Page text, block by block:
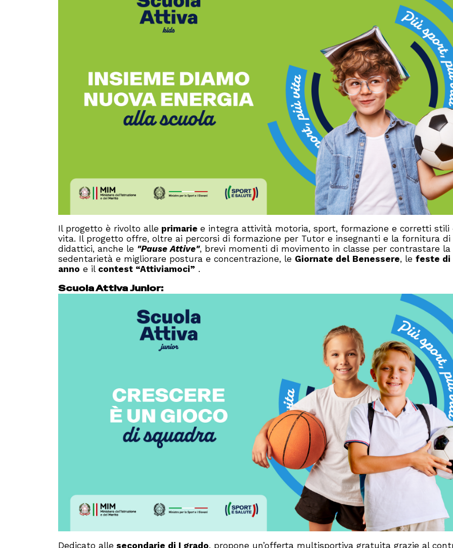
Il progetto è rivolto alle primariee integra attività motoria, sport, formazione e corretti stili
vita. Il progetto offre, oltre ai percorsi di formazione per Tutor e insegnanti e la fornitura
didattici, anche le "Pause Attive", brevi momenti di movimento in classe per contrastare la
sedentarietà e migliorare postura e concentrazione, le Giornate del Benessere, lefeste di
anno e il contest “Attiviamoci” .
Scuola Attiva Junior:
Dedicato alle secondarie di I grado, propone un’offerta multisportiva gratuita grazie al